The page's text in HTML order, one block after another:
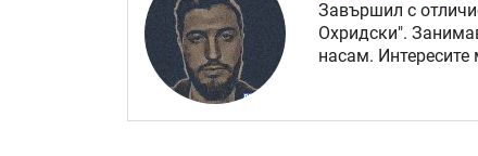
Завършил с
Охридски".
насам.